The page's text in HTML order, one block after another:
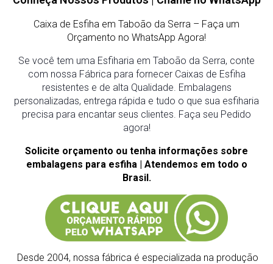
Caixa de Esfiha em Taboão da Serra – Faça um
Orçamento no WhatsApp Agora!
Se você tem uma Esfiharia em Taboão da Serra, conte
com nossa Fábrica para fornecer Caixas de Esfiha
resistentes e de alta Qualidade. Embalagens
personalizadas, entrega rápida e tudo o que sua esfiharia
precisa para encantar seus clientes. Faça seu Pedido
agora!
Solicite orçamento ou tenha informações sobre
embalagens para esfiha | Atendemos em todo o
Brasil.
Desde 2004, nossa fábrica é especializada na produção